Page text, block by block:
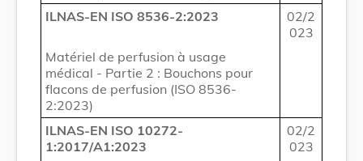
ILNAS-EN ISO 8536-2:2023
02/2
023
Matériel de perfusion à usage
médical - Partie 2 : Bouchons pour
flacons de perfusion (ISO 8536-
2:2023)
ILNAS-EN ISO 10272-
1:2017/A1:2023
02/2
023